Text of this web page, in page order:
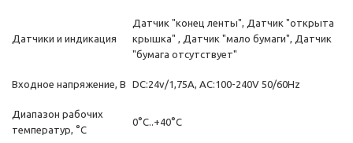
Датчики и индикация
Датчик "конец ленты", Датчик "открыта
крышка" , Датчик "мало бумаги", Датчик
"бумага отсутствует"
Входное напряжение, В DC:24v/1,75A, AC:100-240V 50/60Hz
Диапазон рабочих
температур, °C
0°C..+40°C